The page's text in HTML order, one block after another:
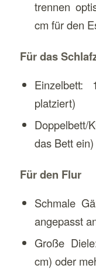
trennen
cm für den
Für das
platziert)
Doppelbett/
das Bett ein)
Für den Flur
Schmale
angepasst
Große
cm) oder